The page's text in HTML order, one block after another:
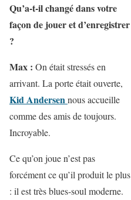
Qu’a-t-il changé dans votre
façon de jouer et d’enregistrer
?
Max : On était stressés en
arrivant. La porte était ouverte,
Kid Andersennous accueille
comme des amis de toujours.
Incroyable.
Ce qu’on joue n’est pas
forcément ce qu’il produit le plus
: il est très blues-soul moderne.